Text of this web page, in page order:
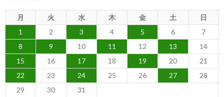
月 火 水 木 金 土
日
1
2 3 4 5 6
7
8
9 10 11 12 13
14
15
16 17 18 19 20
21
22
23 24 25 26 27
28
29
30
31